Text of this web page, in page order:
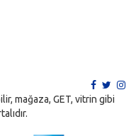
mağaza, GET, vitrin gibi